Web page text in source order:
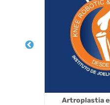
Artroplastia